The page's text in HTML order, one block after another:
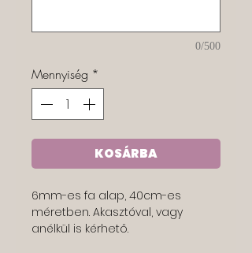
0/500
Mennyiség *
KOSÁRBA
6mm-es fa alap, 40cm-es
méretben. Akasztóval, vagy
anélkül is kérhető.